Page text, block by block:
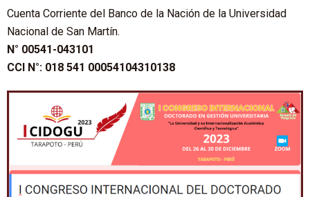
Cuenta Corriente del Banco de la Nación de la Universidad
Nacional de San Martín.
N° 00541-043101
CCI N°: 018 541 00054104310138